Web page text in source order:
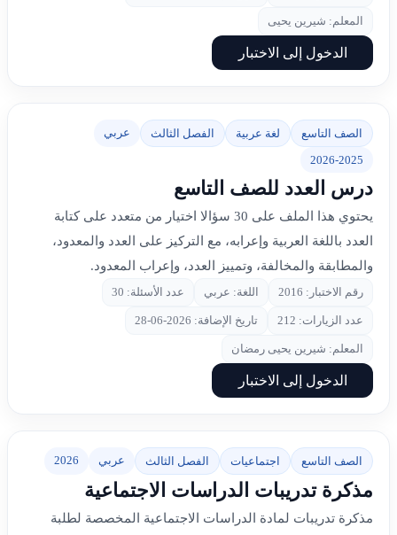
المعلم: شيرين يحيى
الدخول إلى الاختبار
الصف التاسع لغة عربية الفصل الثالث عربي
2026-2025
درس العدد للصف التاسع
يحتوي هذا الملف على 30 سؤالا اختيار من متعدد على كتابة
العدد باللغة العربية وإعرابه، مع التركيز على العدد والمعدود،
والمطابقة والمخالفة، وتمييز العدد، وإعراب المعدود.
رقم الاختبار: 2016 اللغة: عربي عدد الأسئلة: 30
عدد الزيارات: 212 تاريخ الإضافة: 2026-06-28
المعلم: شيرين يحيى رمضان
الدخول إلى الاختبار
الصف التاسع اجتماعيات الفصل الثالث عربي 2026
مذكرة تدريبات الدراسات الاجتماعية
مذكرة تدريبات لمادة الدراسات الاجتماعية المخصصة لطلبة